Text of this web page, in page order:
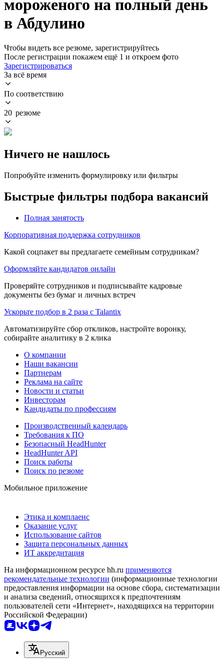
мороженого на полный день
в Абдулино
Чтобы видеть все резюме, зарегистрируйтесь
После регистрации покажем ещё 1 и откроем фото
Зарегистрироваться
За всё время
По соответствию
20 резюме
Ничего не нашлось
Попробуйте изменить формулировку или фильтры
Быстрые фильтры подбора вакансий
Полная занятость
Корпоративная поддержка сотрудников
Какой соцпакет вы предлагаете семейным сотрудникам?
Оформляйте кандидатов онлайн
Проверяйте сотрудников и подписывайте кадровые
документы без бумаг и личных встреч
Ускорьте подбор в 2 раза с Talantix
Автоматизируйте сбор откликов, настройте воронку,
собирайте аналитику в 2 клика
О компании
Наши вакансии
Партнерам
Реклама на сайте
Новости и статьи
Инвесторам
Кандидаты по профессиям
Производственный календарь
Требования к ПО
Безопасный HeadHunter
HeadHunter API
Поиск работы
Поиск по резюме
Мобильное приложение
Этика и комплаенс
Оказание услуг
Использование сайтов
Защита персональных данных
ИТ аккредитация
На информационном ресурсе hh.ru применяются
рекомендательные технологии (информационные технологии
предоставления информации на основе сбора, систематизации
и анализа сведений, относящихся к предпочтениям
пользователей сети «Интернет», находящихся на территории
Российской Федерации)
Русский